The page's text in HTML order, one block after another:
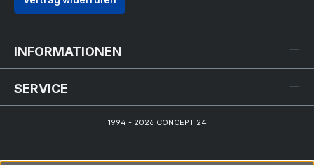
INFORMATIONEN
SERVICE
1994 - 2026 CONCEPT 24